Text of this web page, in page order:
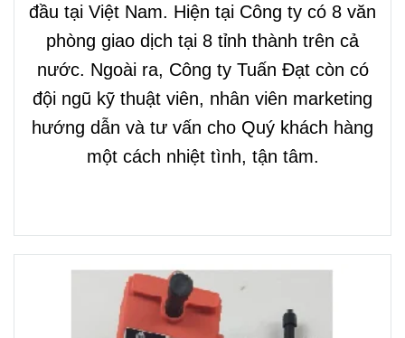
đầu tại Việt Nam. Hiện tại Công ty có 8 văn
phòng giao dịch tại 8 tỉnh thành trên cả
nước. Ngoài ra, Công ty Tuấn Đạt còn có
đội ngũ kỹ thuật viên, nhân viên marketing
hướng dẫn và tư vấn cho Quý khách hàng
một cách nhiệt tình, tận tâm.